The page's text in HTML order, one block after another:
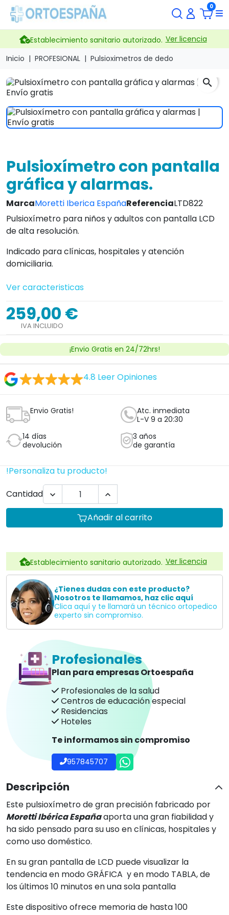
0
Establecimiento sanitario autorizado. Ver licencia
Inicio
PROFESIONAL Pulsioximetros de dedo
search
Pulsioxímetro con pantalla
gráfica y alarmas.
MarcaMoretti Iberica EspañaReferenciaLTD822
Pulsioxímetro para niños y adultos con pantalla LCD
de alta resolución.
Indicado para clínicas, hospitales y atención
domiciliaria.
Ver caracteristicas
259,00 €
IVA INCLUIDO
¡Envio Gratis en 24/72hrs!
4.8 Leer Opiniones
Envio Gratis!
Atc. inmediata
L-V 9 a 20:30
14 días
devolución
3 años
de garantía
!Personaliza tu producto!
Cantidad
 
Añadir al carrito
Establecimiento sanitario autorizado. Ver licencia
¿Tienes dudas con este producto?
Nosotros te llamamos, haz clic aquí
Clica aquí y te llamará un técnico ortopedico
experto sin compromiso.
Profesionales
Plan para empresas Ortoespaña
Profesionales de la salud
Centros de educación especial
Residencias
Hoteles
Te informamos sin compromiso
957845707
Descripción
Este pulsioxímetro de gran precisión fabricado por
Moretti Ibérica Españaaporta una gran fiabilidad y
ha sido pensado para su uso en clínicas, hospitales y
como uso doméstico.
En su gran pantalla de LCD puede visualizar la
tendencia en modo GRÁFICA y en modo TABLA, de
los últimos 10 minutos en una sola pantalla
Este dispositivo ofrece memoria de hasta 100